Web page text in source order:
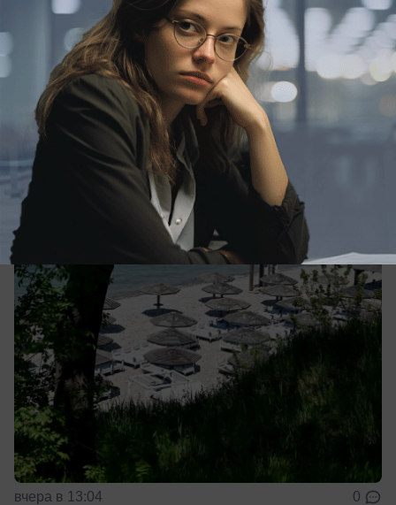
вчера в 15:12 0
Происшествия
ВСУ пытаются атаковать Кубань:
закрыты пляжи, воют сирены
ВСУ запустили дроны на Краснодарский край
вчера в 13:04 0